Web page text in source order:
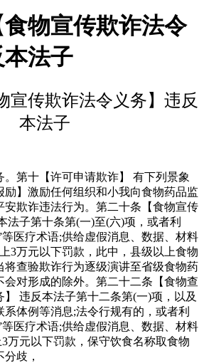
物宣传欺诈法令
本法子
宣传欺诈法令义务】违反
本法子
第十【许可申请欺诈】 有下列景象
励】激励任何组织和小我向食物药品监
安欺诈违法行为。第二十条【食物宣传
法子第十条第(一)至(六)项，或者利
等医疗术语;供给虚假消息、数据、材料
3万元以下罚款，此中，县级以上食物
将查验欺诈行为逐级演讲至省级食物药
会对形成的除外。第二十二条【食物查
违反本法子第十二条第(一)项，以及
体例等消息;法令行规有的，或者利
等医疗术语;供给虚假消息、数据、材料
万元以下罚款，保守饮食名称取食物
歧，